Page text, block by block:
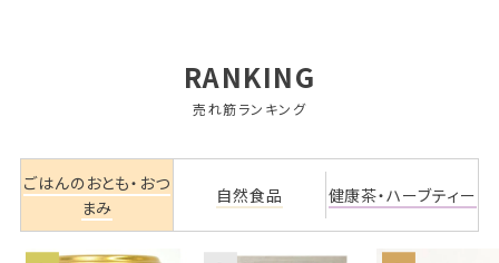
RANKING
売れ筋ランキング
ごはんのおとも・おつ
まみ
自然食品 健康茶・ハーブティー